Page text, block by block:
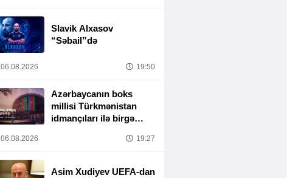
Slavik Alxasov
“Səbail”də
06.08.2026 19:50
Azərbaycanın boks
millisi Türkmənistan
idmançıları ilə birgə
06.08.2026 19:27
Asim Xudiyev UEFA-dan